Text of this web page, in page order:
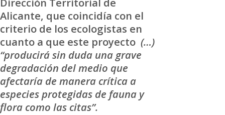
Alicante, que coincidía con el
criterio de los ecologistas en
cuanto a que este proyecto (…)
“producirá sin duda una grave
degradación del medio que
afectaría de manera crítica a
especies protegidas de fauna y
flora como las citas”.